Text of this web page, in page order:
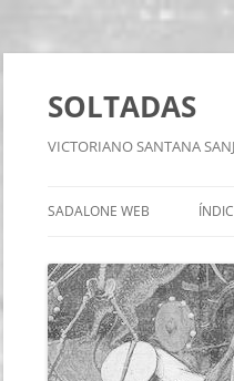
Saltar
SOLTADAS
VICTORIANO SANTANA
SADALONE WEB